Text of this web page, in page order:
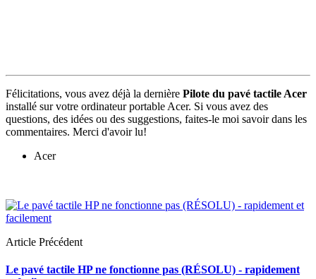
Félicitations, vous avez déjà la dernière Pilote du pavé tactile Acer
installé sur votre ordinateur portable Acer. Si vous avez des
questions, des idées ou des suggestions, faites-le moi savoir dans les
commentaires. Merci d'avoir lu!
Acer
Article Précédent
Le pavé tactile HP ne fonctionne pas (RÉSOLU) - rapidement